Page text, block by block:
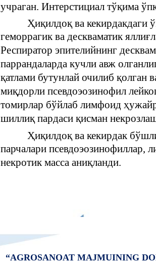
учраган. Интерстициал тўқима
Ҳиқилдоқ ва кекирдакдаги
геморрагик ва дескваматик
Респиратор эпителийнинг
паррандаларда кучли авж
қатлами бутунлай очилиб
миқдорли псевдоэозинофил
томирлар бўйлаб лимфоид
шиллиқ пардаси қисман
Ҳиқилдоқ ва кекирдак
парчалари псевдоэозинофиллар,
некротик масса аниқланди.
“AGROSANOAT MAJMUINING